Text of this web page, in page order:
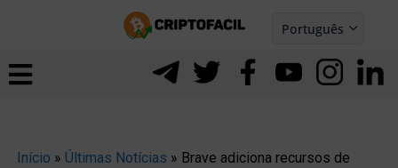
Português
Español
Início » Últimas Notícias » Brave adiciona recursos de